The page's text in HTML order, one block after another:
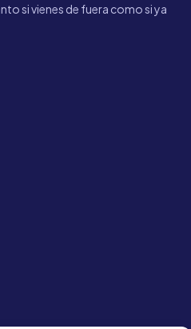
si vienes de fuera como si ya